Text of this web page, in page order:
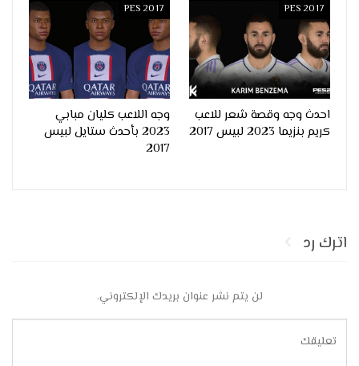
PES 2017
احدث وجه وقصة شعر للاعب
كريم بنزيما 2023 لبيس 2017
PES 2017
وجه اللاعب كليان مبابي
2023 بأحدث ستايل لبيس
2017
اترك رد
لن يتم نشر عنوان بريدك الإلكتروني.